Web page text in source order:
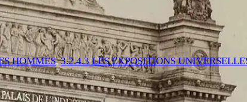
HOMMES, 3.2.4.3 LES EXPOSITIONS